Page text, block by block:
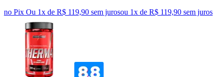
no Pix Ou 1x de R$ 119,90 sem jurosou 1x de R$ 119,90 sem juros